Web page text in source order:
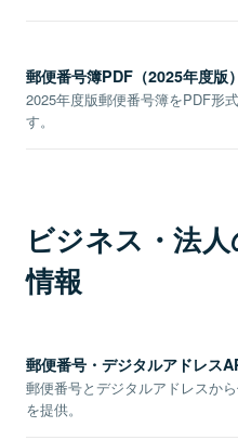
郵便番号簿PDF（2025年度版）
2025年度版郵便番号簿をPDF形
す。
ビジネス・法
情報
郵便番号・デジタルアドレス
郵便番号とデジタルアドレスか
を提供。